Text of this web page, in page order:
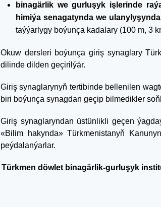
binagärlik we gurluşyk işlerinde
himiýa senagatynda we
taýýarlygy boýunça kadalary (100 m, 3
Okuw dersleri boýunça giriş synaglary
dilinde dilden geçirilýär.
Giriş synaglarynyň tertibinde bellenilen
biri boýunça synagdan geçip bilmedikler
Giriş synaglaryndan üstünlikli geçen
«Bilim hakynda» Türkmenistanyň
peýdalanýarlar.
Türkmen döwlet binagärlik-gurluşyk